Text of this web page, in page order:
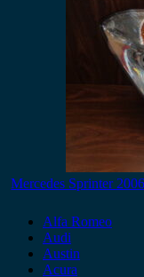
Mercedes Sprinter
Alfa Romeo
Audi
Austin
Acura